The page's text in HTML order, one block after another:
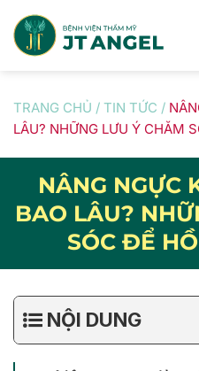
content
TRANG CHỦ / TIN TỨC /
LÂU? NHỮNG LƯU Ý CHĂM
NÂNG NGỰC
BAO LÂU?
SÓC ĐỂ
NỘI DUNG